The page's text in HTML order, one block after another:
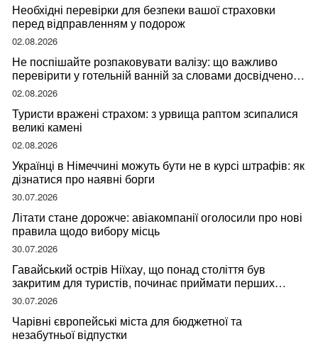
Необхідні перевірки для безпеки вашої страховки
перед відправленням у подорож
02.08.2026
Не поспішайте розпаковувати валізу: що важливо
перевірити у готельній ванній за словами досвідченої
мандрівниці
02.08.2026
Туристи вражені страхом: з урвища раптом зсипалися
великі камені
02.08.2026
Українці в Німеччині можуть бути не в курсі штрафів: як
дізнатися про наявні борги
30.07.2026
Літати стане дорожче: авіакомпанії оголосили про нові
правила щодо вибору місць
30.07.2026
Гавайський острів Ніїхау, що понад століття був
закритим для туристів, починає приймати перших
відвідувачів
30.07.2026
Чарівні європейські міста для бюджетної та
незабутньої відпустки